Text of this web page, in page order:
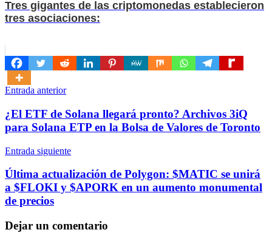
Tres gigantes de las criptomonedas establecieron
tres asociaciones:
Navegación
de
entradas
Entrada anterior
¿El ETF de Solana llegará pronto? Archivos 3iQ
para Solana ETP en la Bolsa de Valores de Toronto
Entrada siguiente
Última actualización de Polygon: $MATIC se unirá
a $FLOKI y $APORK en un aumento monumental
de precios
Dejar un comentario